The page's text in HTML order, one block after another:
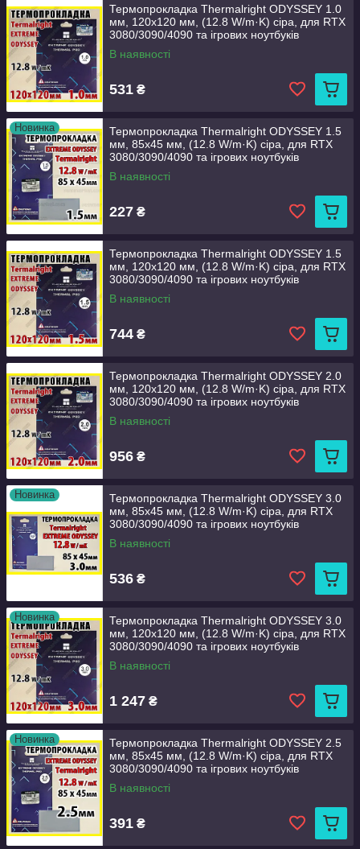
Термопрокладка Thermalright ODYSSEY 1.0
мм, 120x120 мм, (12.8 W/m·K) сіра, для RTX
3080/3090/4090 та ігрових ноутбуків
В наявності
531 ₴
Новинка
Термопрокладка Thermalright ODYSSEY 1.5
мм, 85x45 мм, (12.8 W/m·K) сіра, для RTX
3080/3090/4090 та ігрових ноутбуків
В наявності
227 ₴
Термопрокладка Thermalright ODYSSEY 1.5
мм, 120x120 мм, (12.8 W/m·K) сіра, для RTX
3080/3090/4090 та ігрових ноутбуків
В наявності
744 ₴
Термопрокладка Thermalright ODYSSEY 2.0
мм, 120x120 мм, (12.8 W/m·K) сіра, для RTX
3080/3090/4090 та ігрових ноутбуків
В наявності
956 ₴
Новинка
Термопрокладка Thermalright ODYSSEY 3.0
мм, 85x45 мм, (12.8 W/m·K) сіра, для RTX
3080/3090/4090 та ігрових ноутбуків
В наявності
536 ₴
Новинка
Термопрокладка Thermalright ODYSSEY 3.0
мм, 120x120 мм, (12.8 W/m·K) сіра, для RTX
3080/3090/4090 та ігрових ноутбуків
В наявності
1 247 ₴
Новинка
Термопрокладка Thermalright ODYSSEY 2.5
мм, 85x45 мм, (12.8 W/m·K) сіра, для RTX
3080/3090/4090 та ігрових ноутбуків
В наявності
391 ₴